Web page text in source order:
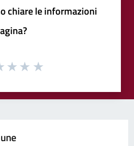
chiare le informazioni